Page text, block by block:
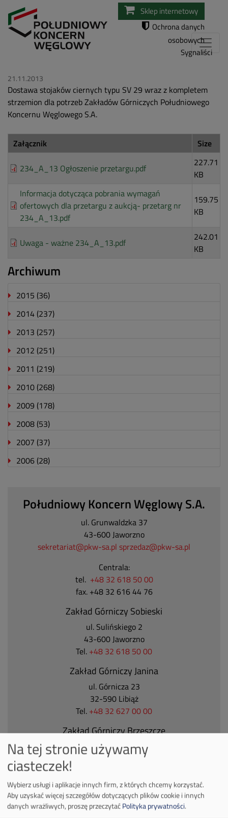
Przejdź
do
Sklep internetowy
Ochrona danych
osobowych
Sygnaliści
21.11.2013
Dostawa stojaków ciernych typu SV 29 wraz z kompletem
strzemion dla potrzeb Zakładów Górniczych Południowego
Koncernu Węglowego S.A.
Załącznik Size
234_A_13 Ogłoszenie przetargu.pdf
227.71
KB
Informacja dotycząca pobrania wymagań
ofertowych dla przetargu z aukcją- przetarg nr
234_A_13.pdf
159.75
KB
Uwaga - ważne 234_A_13.pdf
242.01
KB
Archiwum
2015 (36)
2014 (237)
2013 (257)
2012 (251)
2011 (219)
2010 (268)
2009 (178)
2008 (53)
2007 (37)
2006 (28)
Południowy Koncern Węglowy S.A.
ul. Grunwaldzka 37
43-600 Jaworzno
sekretariat@pkw-sa.pl sprzedaz@pkw-sa.pl
Centrala:
tel. +48 32 618 50 00
fax. +48 32 616 44 76
Zakład Górniczy Sobieski
ul. Sulińskiego 2
43-600 Jaworzno
Tel. +48 32 618 50 00
Zakład Górniczy Janina
ul. Górnicza 23
32-590 Libiąż
Tel. +48 32 627 00 00
Zakład Górniczy Brzeszcze
ul.Kościuszki 1
32-620 Brzeszcze
Kontakt dla mediów:
Na tej stronie używamy
ciasteczek!
Wybierz usługi i aplikacje innych firm, z których chcemy korzystać.
Aby uzyskać więcej szczegółów dotyczących plików cookie i innych
danych wrażliwych, proszę przeczytaćPolityka prywatności.